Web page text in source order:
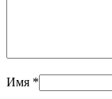
Имя *